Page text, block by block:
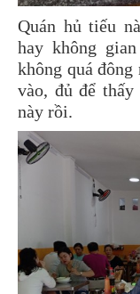
Quán hủ tiếu
hay không
không quá đông
vào, đủ để thấy
này rồi.